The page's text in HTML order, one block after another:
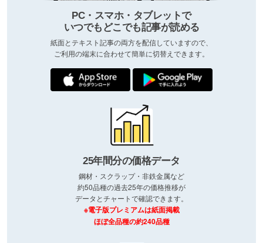
PC・スマホ・タブレットで
いつでもどこでも記事が読める
紙面とテキスト記事の両方を配信していますので、
ご利用の端末に合わせて簡単に切替えできます。
25年間分の価格データ
鋼材・スクラップ・非鉄金属など
約50品種の過去25年の価格推移が
データとチャートで確認できます。
※電子版プレミアムは紙面掲載
ほぼ全品種の約240品種